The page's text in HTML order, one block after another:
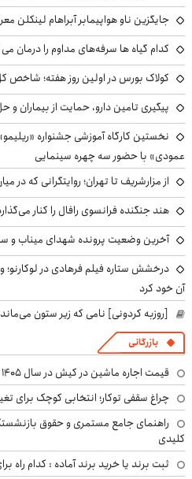
جایگزین ناو هواپیمابر آبراهام لینکلن
کدام گیاه ها سرفه‌های مداوم را درمان
کولاک بورس در اولین روز هفته؛ شاخص کل بیش از
پیگیری تامین دارو، حمایت از بیماران
نخستین کارگاه آموزشی جشنواره
عمودی» با حضور سه چهره سینمایی
از مزارشریف تا تهران؛ روایتگرانی که در
هند جنگنده فرانسوی رافال را کنار می‌گذارد و سراغ
آخرین وضعیت پرونده شهدای میناب و
درخشش ستاره فیلم فرهادی در لوکارنو؛
آن خود کرد
[روزبه کردونی] نامی که زیر ستون می‌ماند
بازرگانی
قیمت اجاره ماشین در کیش در سال ۱۴۰۵ چقدر تغییر کرده است؟
چراغ سقفی توکار؛ انتخابی کوچک برای
راهنمای جامع مستمری و حقوق
کلیدی
ثبت برند یا خرید برند آماده : کدام